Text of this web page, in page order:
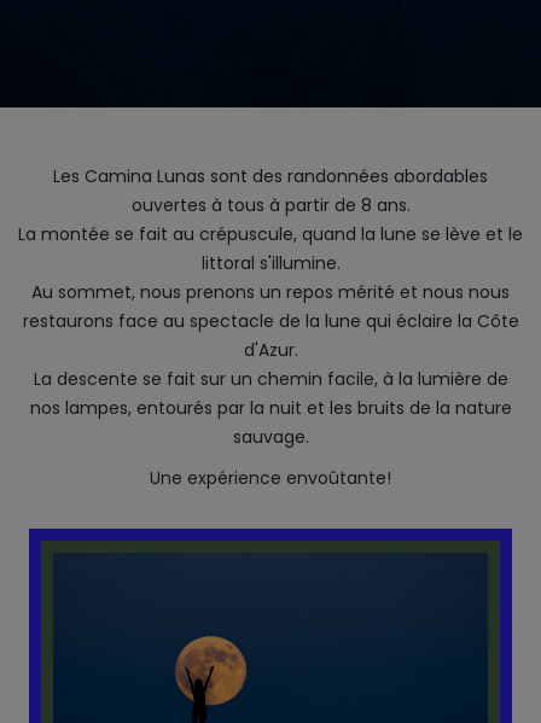
Les Camina Lunas sont des randonnées abordables
ouvertes à tous à partir de 8 ans.
La montée se fait au crépuscule, quand la lune se lève et le
littoral s'illumine.
Au sommet, nous prenons un repos mérité et nous nous
restaurons face au spectacle de la lune qui éclaire la Côte
d'Azur.
La descente se fait sur un chemin facile, à la lumière de
nos lampes, entourés par la nuit et les bruits de la nature
sauvage.
Une expérience envoûtante!